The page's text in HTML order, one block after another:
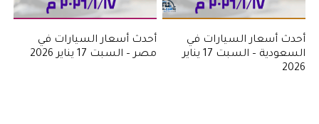
أحدث أسعار السيارات في
السعودية – السبت 17 يناير
2026
أحدث أسعار السيارات في
مصر – السبت 17 يناير 2026